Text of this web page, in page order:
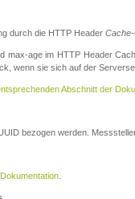
durch die HTTP Header
max-age im HTTP Header
wenn sie sich auf der
Abschnitt der
bezogen werden.
.